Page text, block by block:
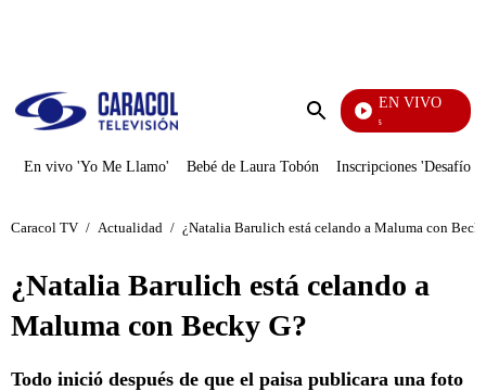
Enviar
EN VIVO
Sábados Felices
En vivo 'Yo Me Llamo' Bebé de Laura Tobón Inscripciones 'Desafío'
Caracol TV / Actualidad / ¿Natalia Barulich está celando a Maluma con
¿Natalia Barulich está celando a
Maluma con Becky G?
Todo inició después de que el paisa publicara una foto